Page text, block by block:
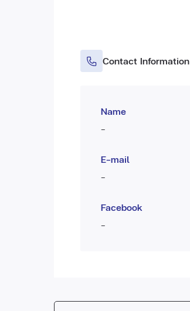
Contact Information
Name
-
E-mail
-
Facebook
-